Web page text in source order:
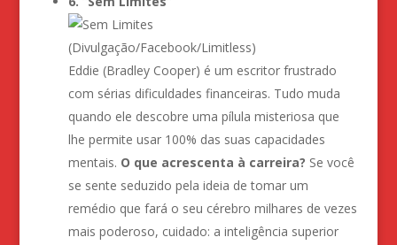
(Divulgação/Facebook/Limitless)
Eddie (Bradley Cooper) é um escritor frustrado
com sérias dificuldades financeiras. Tudo muda
quando ele descobre uma pílula misteriosa que
lhe permite usar 100% das suas capacidades
mentais. O que acrescenta à carreira? Se você
se sente seduzido pela ideia de tomar um
remédio que fará o seu cérebro milhares de vezes
mais poderoso, cuidado: a inteligência superior